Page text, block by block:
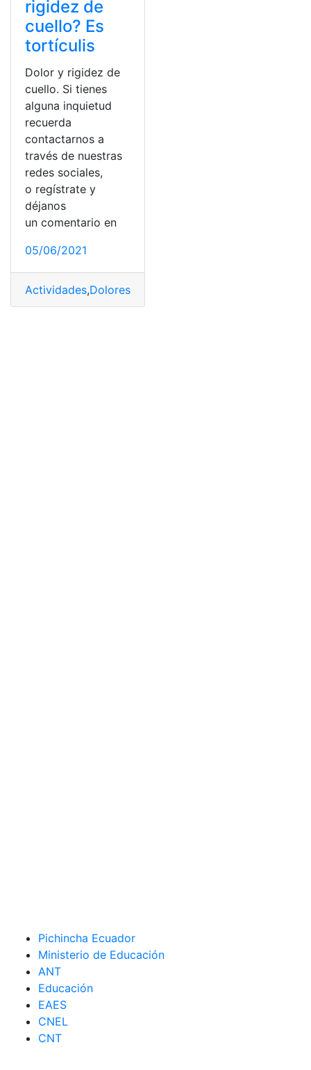
rigidez de
cuello? Es
tortículis
Dolor y rigidez de
cuello. Si tienes
alguna inquietud
recuerda
contactarnos a
través de nuestras
redes sociales,
o regístrate y
déjanos
un comentario en
05/06/2021
Actividades,Dolores
Pichincha Ecuador
Ministerio de Educación
ANT
Educación
EAES
CNEL
CNT